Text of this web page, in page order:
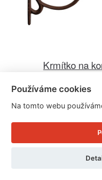
Krmítko na
Používáme cookies
Na tomto webu